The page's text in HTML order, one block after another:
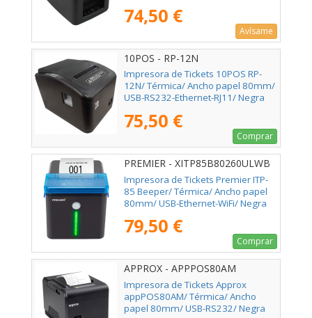
74,50 €
Avísame
10POS - RP-12N
Impresora de Tickets 10POS RP-
12N/ Térmica/ Ancho papel 80mm/
USB-RS232-Ethernet-RJ11/ Negra
75,50 €
Comprar
PREMIER - XITP85B80260ULWB
Impresora de Tickets Premier ITP-
85 Beeper/ Térmica/ Ancho papel
80mm/ USB-Ethernet-WiFi/ Negra
79,50 €
Comprar
APPROX - APPPOS80AM
Impresora de Tickets Approx
appPOS80AM/ Térmica/ Ancho
papel 80mm/ USB-RS232/ Negra